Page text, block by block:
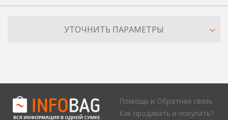
УТОЧНИТЬ ПАРАМЕТРЫ
Помощь и Обратная связь
Как продавать и покупать?